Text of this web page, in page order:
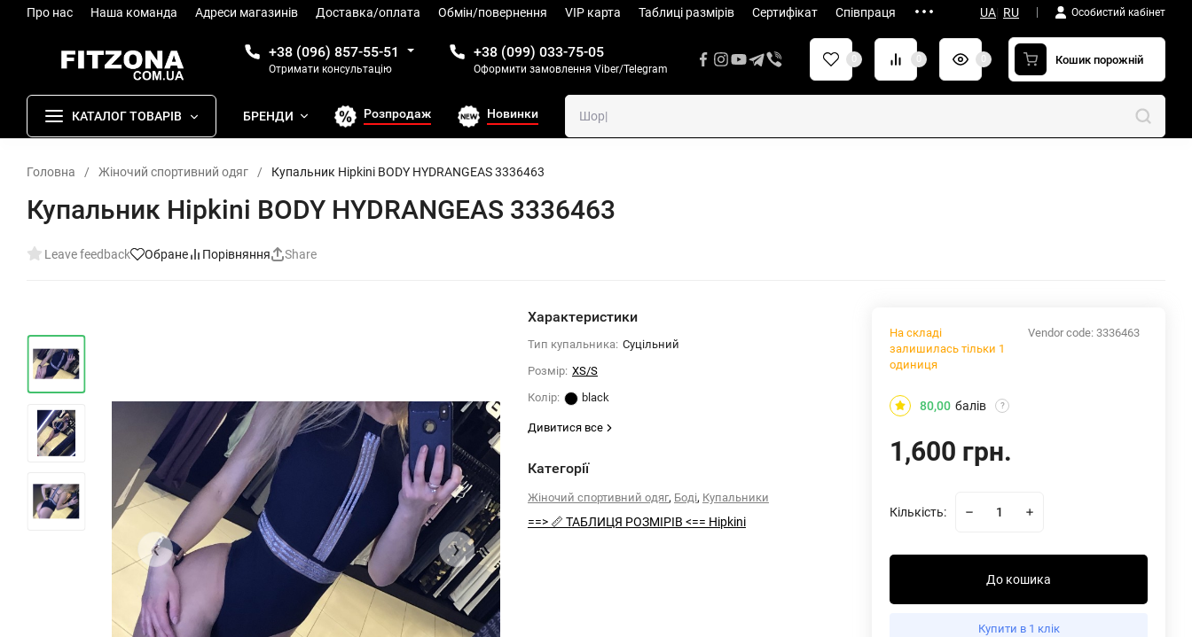
Про нас Наша команда Адреси магазинів Доставка/оплата Обмін/повернення VIP карта Таблиці размiрів Сертифікат Співпраця UA| RU Особистий кабінет
+38 (096) 857-55-51
Отримати консультацію
+38 (099) 033-75-05
Оформити замовлення Viber/Telegram
0 0 0 Кошик порожній
КАТАЛОГ ТОВАРІВ БРЕНДИ Розпродаж Новинки
Головна / Жіночий спортивний одяг / Купальник Hipkini BODY HYDRANGEAS 3336463
Купальник Hipkini BODY HYDRANGEAS 3336463
Leave feedback Обране Порівняння Share
‹ ›
Характеристики
Тип купальника: Суцільний
Розмiр: XS/S
Колiр:
black
Дивитися все
Категорії
Жіночий спортивний одяг, Боді, Купальники
==> 📏 ТАБЛИЦЯ РОЗМІРІВ <== Hipkini
Vendor code: 3336463
На складі
залишилась тільки 1
одиниця
80,00 балів ?
1,600 грн.
Кількість:
До кошика
Купити в 1 клік